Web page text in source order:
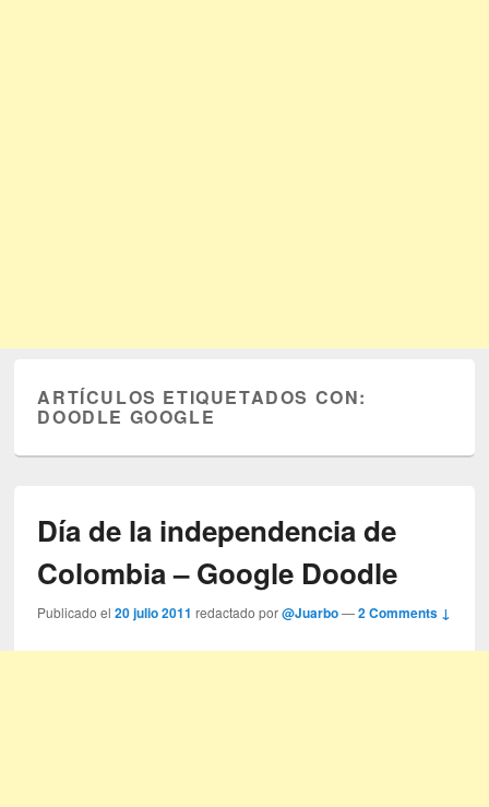
ARTÍCULOS ETIQUETADOS CON:
DOODLE GOOGLE
Día de la independencia de
Colombia – Google Doodle
Publicado el20 julio 2011 redactado por@Juarbo —2 Comments ↓